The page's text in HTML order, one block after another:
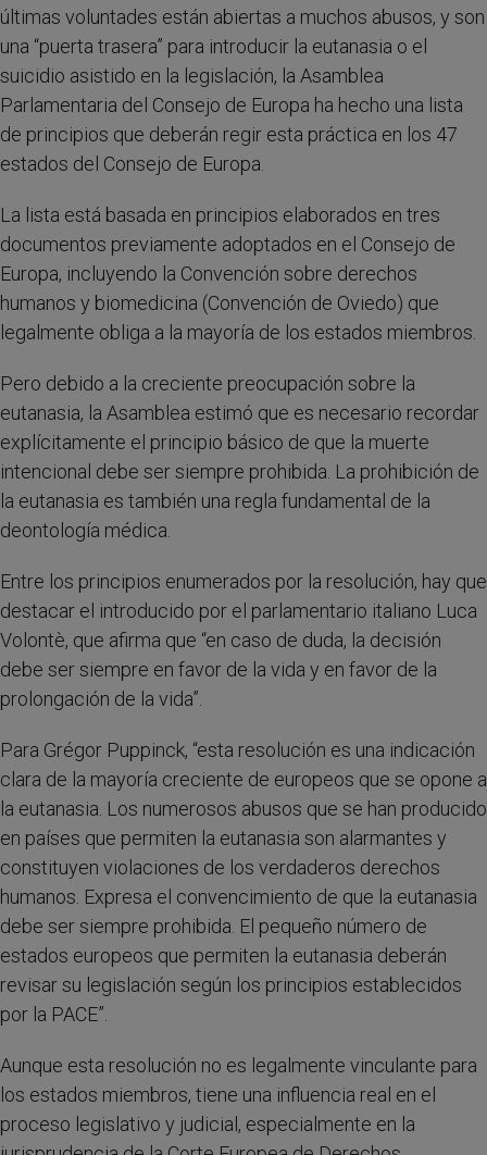
últimas voluntades están abiertas a muchos abusos, y son
una “puerta trasera” para introducir la eutanasia o el
suicidio asistido en la legislación, la Asamblea
Parlamentaria del Consejo de Europa ha hecho una lista
de principios que deberán regir esta práctica en los 47
estados del Consejo de Europa.
La lista está basada en principios elaborados en tres
documentos previamente adoptados en el Consejo de
Europa, incluyendo la Convención sobre derechos
humanos y biomedicina (Convención de Oviedo) que
legalmente obliga a la mayoría de los estados miembros.
Pero debido a la creciente preocupación sobre la
eutanasia, la Asamblea estimó que es necesario recordar
explícitamente el principio básico de que la muerte
intencional debe ser siempre prohibida. La prohibición de
la eutanasia es también una regla fundamental de la
deontología médica.
Entre los principios enumerados por la resolución, hay que
destacar el introducido por el parlamentario italiano Luca
Volontè, que afirma que “en caso de duda, la decisión
debe ser siempre en favor de la vida y en favor de la
prolongación de la vida”.
Para Grégor Puppinck, “esta resolución es una indicación
clara de la mayoría creciente de europeos que se opone a
la eutanasia. Los numerosos abusos que se han producido
en países que permiten la eutanasia son alarmantes y
constituyen violaciones de los verdaderos derechos
humanos. Expresa el convencimiento de que la eutanasia
debe ser siempre prohibida. El pequeño número de
estados europeos que permiten la eutanasia deberán
revisar su legislación según los principios establecidos
por la PACE”.
Aunque esta resolución no es legalmente vinculante para
los estados miembros, tiene una influencia real en el
proceso legislativo y judicial, especialmente en la